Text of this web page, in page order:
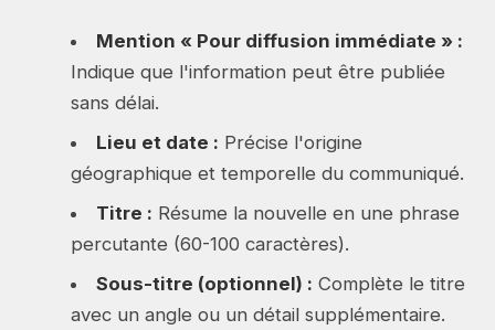
Mention « Pour diffusion immédiate » :
Indique que l'information peut être publiée
sans délai.
Lieu et date : Précise l'origine
géographique et temporelle du communiqué.
Titre : Résume la nouvelle en une phrase
percutante (60-100 caractères).
Sous-titre (optionnel) : Complète le titre
avec un angle ou un détail supplémentaire.